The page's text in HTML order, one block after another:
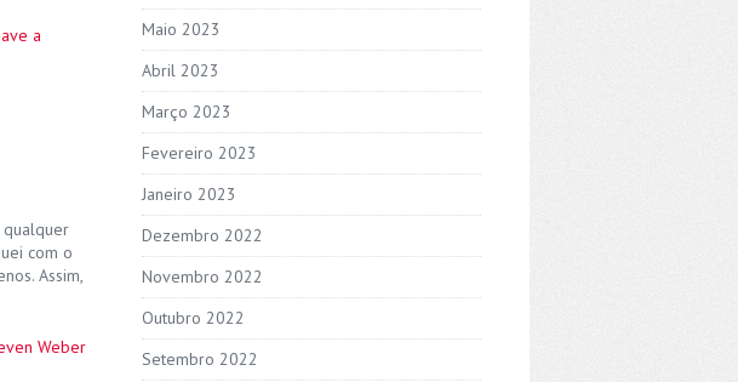
a
qualquer
com o
Assim,
Weber
Maio 2023
Abril 2023
Março 2023
Fevereiro 2023
Janeiro 2023
Dezembro 2022
Novembro 2022
Outubro 2022
Setembro 2022